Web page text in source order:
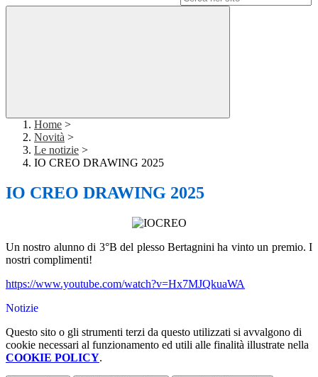
Home >
Novità >
Le notizie >
IO CREO DRAWING 2025
IO CREO DRAWING 2025
Un nostro alunno di 3°B del plesso Bertagnini ha vinto un premio. I
nostri complimenti!
https://www.youtube.com/watch?v=Hx7MJQkuaWA
Notizie
Questo sito o gli strumenti terzi da questo utilizzati si avvalgono di
cookie necessari al funzionamento ed utili alle finalità illustrate nella
COOKIE POLICY.